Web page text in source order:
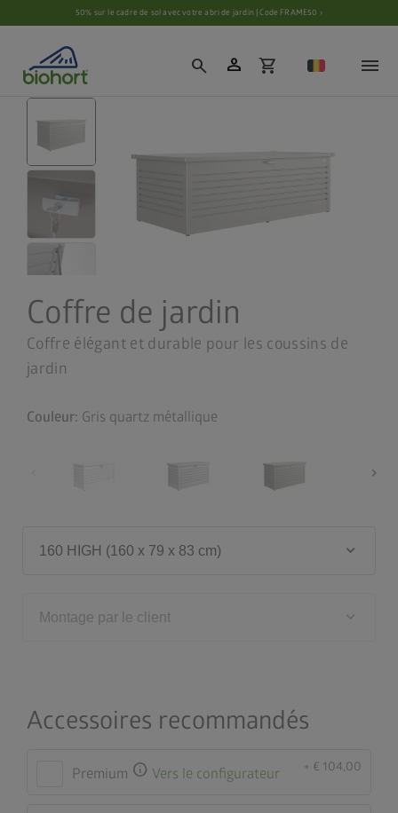
Paramètres des cookies50% sur le cadre de sol avec votre abri de jardin | Code FRAME50 ›
search person shopping_cart
Coffre de jardin
Coffre élégant et durable pour les coussins de
jardin
Couleur: Gris quartz métallique
chevron_right
160 HIGH (160 x 79 x 83 cm) keyboard_arrow_down
Montage par le client keyboard_arrow_down
Accessoires recommandés
Premium info Vers le configurateur + € 104,00